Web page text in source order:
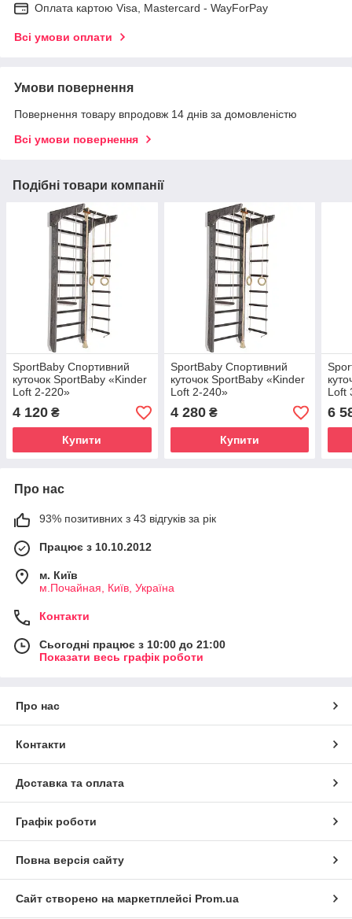
Оплата картою Visa, Mastercard - WayForPay
Всі умови оплати
Умови повернення
Повернення товару впродовж 14 днів за домовленістю
Всі умови повернення
Подібні товари компанії
SportBaby Спортивний
куточок SportBaby «Kinder
Loft 2-220»
4 120 ₴
Купити
SportBaby Спортивний
куточок SportBaby «Kinder
Loft 2-240»
4 280₴
Купити
Loft
6
Про нас
93% позитивних з 43 відгуків за рік
Працює з 10.10.2012
м. Київ
м.Почайная, Київ, Україна
Контакти
Сьогодні працює з 10:00 до 21:00
Показати весь графік роботи
Про нас
Контакти
Доставка та оплата
Графік роботи
Повна версія сайту
Сайт створено на маркетплейсі Prom.ua